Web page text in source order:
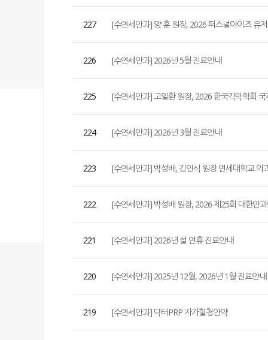
227 [수연세안과] 양 훈 원장, 2026 퍼스널아이즈 유
226 [수연세안과] 2026년 5월 진료안내
225 [수연세안과] 고일환 원장, 2026 한국각막학회 국
224 [수연세안과] 2026년 3월 진료안내
223 [수연세안과] 박성배, 김인식 원장 연세대학교 의
222 [수연세안과] 박성배 원장, 2026 제25회 대한안
221 [수연세안과] 2026년 설 연휴 진료안내
220 [수연세안과] 2025년 12월, 2026년 1월 진료안내
219 [수연세안과] 닥터PRP 자가혈청안약